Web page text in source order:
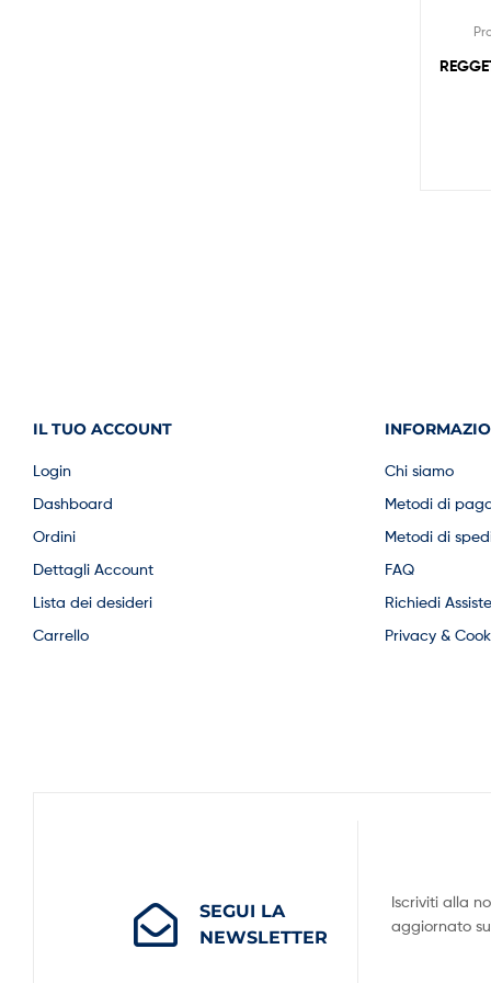
IL TUO ACCOUNT
Login
Dashboard
Ordini
Dettagli Account
Lista dei desideri
Carrello
Chi siamo
Metodi di
Metodi di
FAQ
Richiedi
Privacy &
SEGUI LA
NEWSLETTER
Iscriviti alla
aggiornato